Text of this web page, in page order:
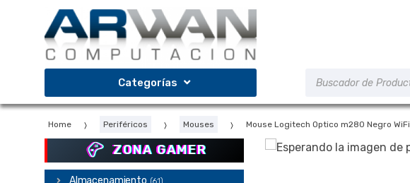
navegación
contenido
Categorías
de
Home Periféricos Mouses Mouse Logitech Optico m280 Negro WiFi
ZONA GAMER